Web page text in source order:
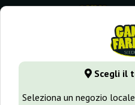
Scegli il
Seleziona un negozio
GanjaFarmer.it Varietà di